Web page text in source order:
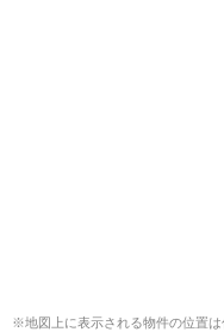
※地図上に表示される物件の位置